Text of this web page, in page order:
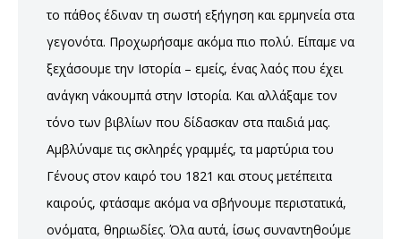
το πάθος έδιναν τη σωστή εξήγηση και ερμηνεία στα
γεγονότα. Προχωρήσαμε ακόμα πιο πολύ. Είπαμε να
ξεχάσουμε την Ιστορία – εμείς, ένας λαός που έχει
ανάγκη ν΄ακουμπά στην Ιστορία. Και αλλάξαμε τον
τόνο των βιβλίων που δίδασκαν στα παιδιά μας.
Αμβλύναμε τις σκληρές γραμμές, τα μαρτύρια του
Γένους στον καιρό του 1821 και στους μετέπειτα
καιρούς, φτάσαμε ακόμα να σβήνουμε περιστατικά,
ονόματα, θηριωδίες. Όλα αυτά, ίσως συναντηθούμε